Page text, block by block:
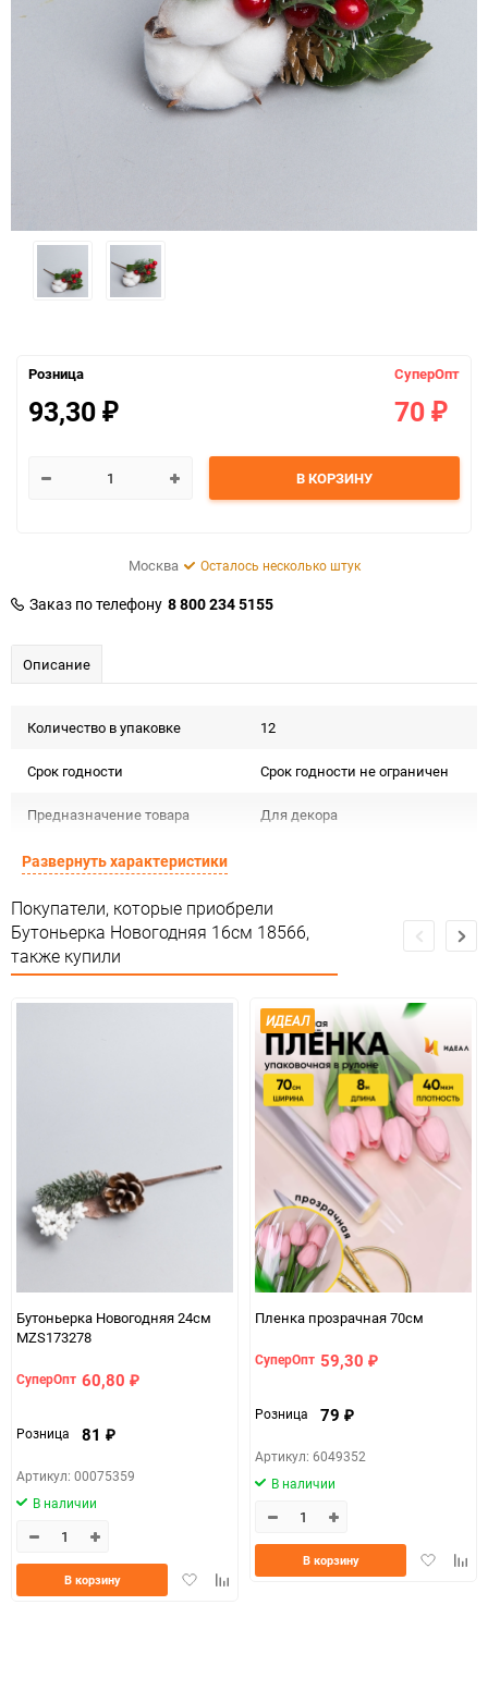
Розница
93,30 ₽
СуперОпт
70 ₽
В КОРЗИНУ
Москва Осталось несколько штук
Заказ по телефону 8 800 234 5155
Описание
Количество в упаковке 12
Срок годности Срок годности не ограничен
Предназначение товара Для декора
Сертификация
Особые условия Особых условий не требует
Минимальное количество 1
шт.
Развернуть характеристики
Покупатели, которые приобрели
Бутоньерка Новогодняя 16см 18566,
также купили
Бутоньерка Новогодняя 24см
MZS173278
СуперОпт 60,80 ₽
Розница 81 ₽
Артикул: 00075359
В наличии
ДобавитьДобавить
В корзину
ИДЕАЛ
Пленка прозрачная 70см
СуперОпт 59,30 ₽
Розница 79 ₽
Артикул: 6049352
В наличии
Добавить
В корзину